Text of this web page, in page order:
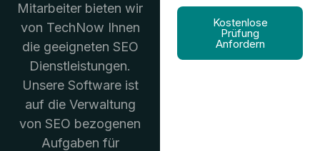
Mitarbeiter bieten wir
von TechNow Ihnen
die geeigneten SEO
Dienstleistungen.
Unsere Software ist
auf die Verwaltung
von SEO bezogenen
Aufgaben für
Kostenlose
Prüfung
Anfordern